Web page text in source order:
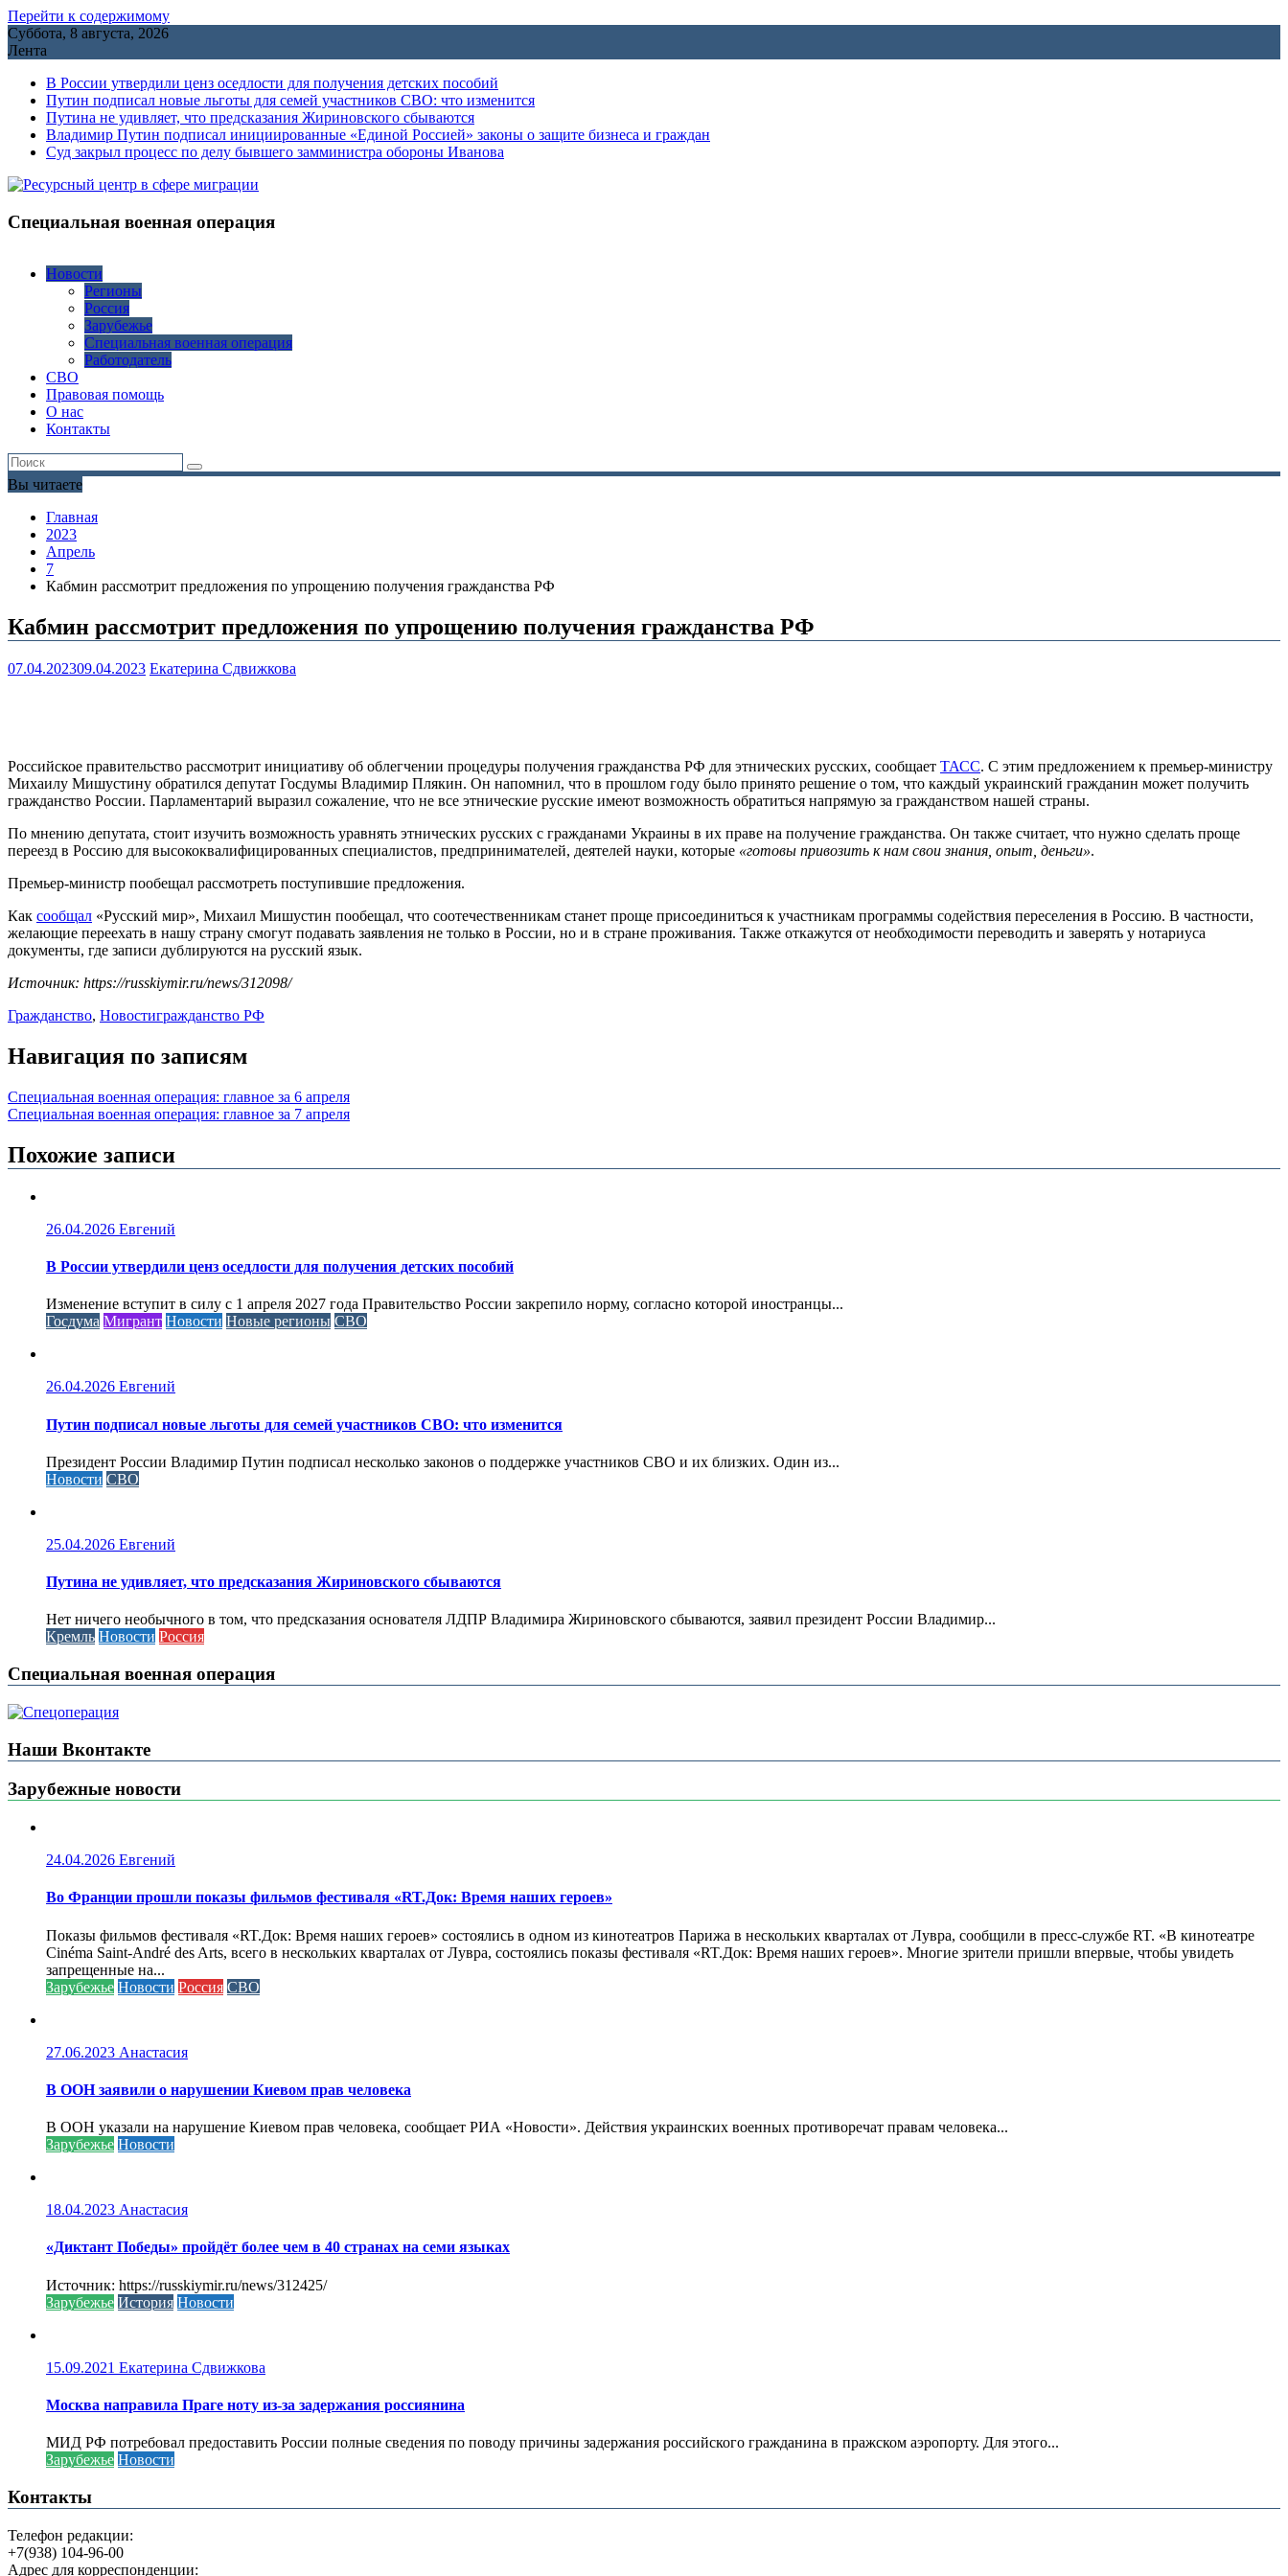
Перейти к содержимому
Суббота, 8 августа, 2026
Лента
В России утвердили ценз оседлости для получения детских пособий
Путин подписал новые льготы для семей участников СВО: что изменится
Путина не удивляет, что предсказания Жириновского сбываются
Владимир Путин подписал инициированные «Единой Россией» законы о защите бизнеса и граждан
Cуд закрыл процесс по делу бывшего замминистра обороны Иванова
Специальная военная операция
Новости
Регионы
Россия
Зарубежье
Специальная военная операция
Работодатель
СВО
Правовая помощь
О нас
Контакты
Вы читаете
Главная
2023
Апрель
7
Кабмин рассмотрит предложения по упрощению получения гражданства РФ
Кабмин рассмотрит предложения по упрощению получения гражданства РФ
07.04.202309.04.2023 Екатерина Сдвижкова
Российское правительство рассмотрит инициативу об облегчении процедуры получения гражданства РФ для этнических русских, сообщает ТАСС. С этим предложением к премьер-министру
Михаилу Мишустину обратился депутат Госдумы Владимир Плякин. Он напомнил, что в прошлом году было принято решение о том, что каждый украинский гражданин может получить
гражданство России. Парламентарий выразил сожаление, что не все этнические русские имеют возможность обратиться напрямую за гражданством нашей страны.
По мнению депутата, стоит изучить возможность уравнять этнических русских с гражданами Украины в их праве на получение гражданства. Он также считает, что нужно сделать проще
переезд в Россию для высококвалифицированных специалистов, предпринимателей, деятелей науки, которые «готовы привозить к нам свои знания, опыт, деньги».
Премьер-министр пообещал рассмотреть поступившие предложения.
Как сообщал «Русский мир», Михаил Мишустин пообещал, что соотечественникам станет проще присоединиться к участникам программы содействия переселения в Россию. В частности,
желающие переехать в нашу страну смогут подавать заявления не только в России, но и в стране проживания. Также откажутся от необходимости переводить и заверять у нотариуса
документы, где записи дублируются на русский язык.
Источник: https://russkiymir.ru/news/312098/
Гражданство, Новостигражданство РФ
Навигация по записям
Специальная военная операция: главное за 6 апреля
Специальная военная операция: главное за 7 апреля
Похожие записи
26.04.2026 Евгений
В России утвердили ценз оседлости для получения детских пособий
Изменение вступит в силу с 1 апреля 2027 года Правительство России закрепило норму, согласно которой иностранцы...
Госдума Мигрант Новости Новые регионы СВО
26.04.2026 Евгений
Путин подписал новые льготы для семей участников СВО: что изменится
Президент России Владимир Путин подписал несколько законов о поддержке участников СВО и их близких. Один из...
Новости СВО
25.04.2026 Евгений
Путина не удивляет, что предсказания Жириновского сбываются
Нет ничего необычного в том, что предсказания основателя ЛДПР Владимира Жириновского сбываются, заявил президент России Владимир...
Кремль Новости Россия
Специальная военная операция
Наши Вконтакте
Зарубежные новости
24.04.2026 Евгений
Во Франции прошли показы фильмов фестиваля «RT.Док: Время наших героев»
Показы фильмов фестиваля «RT.Док: Время наших героев» состоялись в одном из кинотеатров Парижа в нескольких кварталах от Лувра, сообщили в пресс-службе RT. «В кинотеатре
Cinéma Saint-André des Arts, всего в нескольких кварталах от Лувра, состоялись показы фестиваля «RT.Док: Время наших героев». Многие зрители пришли впервые, чтобы увидеть
запрещенные на...
Зарубежье Новости Россия СВО
27.06.2023 Анастасия
В ООН заявили о нарушении Киевом прав человека
В ООН указали на нарушение Киевом прав человека, сообщает РИА «Новости». Действия украинских военных противоречат правам человека...
Зарубежье Новости
18.04.2023 Анастасия
«Диктант Победы» пройдёт более чем в 40 странах на семи языках
Источник: https://russkiymir.ru/news/312425/
Зарубежье История Новости
15.09.2021 Екатерина Сдвижкова
Москва направила Праге ноту из-за задержания россиянина
МИД РФ потребовал предоставить России полные сведения по поводу причины задержания российского гражданина в пражском аэропорту. Для этого...
Зарубежье Новости
Контакты
Телефон редакции:
+7(938) 104-96-00
Адрес для корреспонденции: